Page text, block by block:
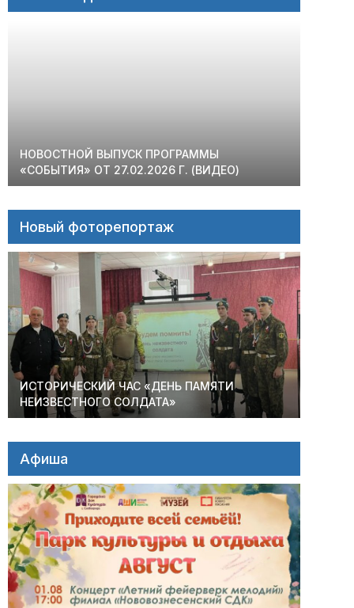
НОВОСТНОЙ ВЫПУСК ПРОГРАММЫ
«СОБЫТИЯ» ОТ 27.02.2026 Г. (ВИДЕО)
Новый фоторепортаж
ИСТОРИЧЕСКИЙ ЧАС «ДЕНЬ ПАМЯТИ
НЕИЗВЕСТНОГО СОЛДАТА»
Афиша